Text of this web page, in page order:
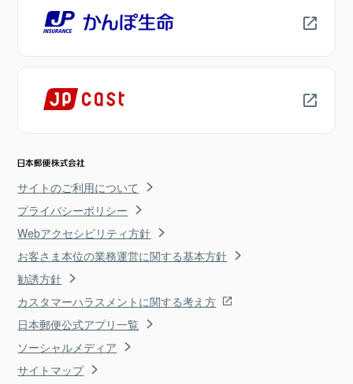
サイトのご利用について
プライバシーポリシー
Webアクセシビリティ方針
お客さま本位の業務運営に関する基本方針
勧誘方針
カスタマーハラスメントに関する考え方
日本郵便公式アプリ一覧
ソーシャルメディア
サイトマップ